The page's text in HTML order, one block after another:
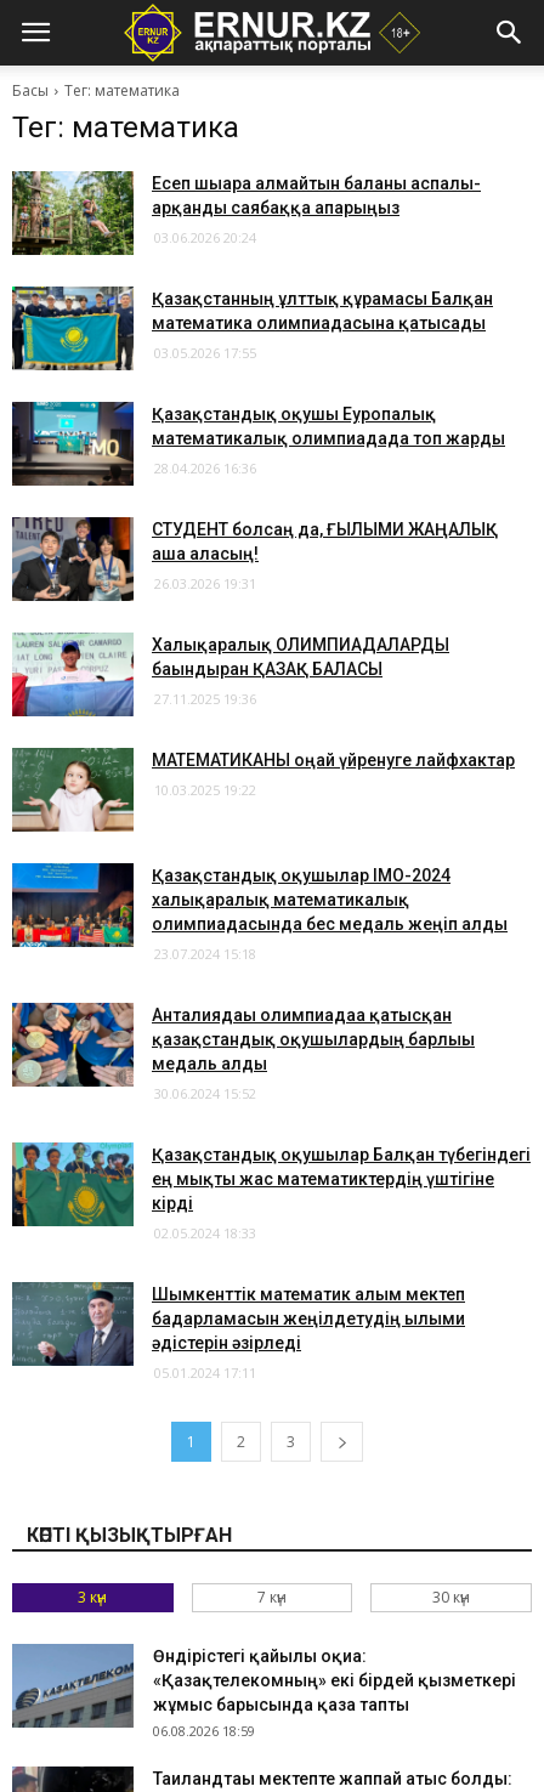
Басы Тег: математика
Тег: математика
Есеп шығара алмайтын баланы аспалы-
арқанды саябаққа апарыңыз
03.06.2026 20:24
Қазақстанның ұлттық құрамасы Балқан
математика олимпиадасына қатысады
03.05.2026 17:55
Қазақстандық оқушы Еуропалық
математикалық олимпиадада топ жарды
28.04.2026 16:36
СТУДЕНТ болсаң да, ҒЫЛЫМИ ЖАҢАЛЫҚ
аша аласың!
26.03.2026 19:31
Халықаралық ОЛИМПИАДАЛАРДЫ
бағындырған ҚАЗАҚ БАЛАСЫ
27.11.2025 19:36
МАТЕМАТИКАНЫ оңай үйренуге лайфхактар
10.03.2025 19:22
Қазақстандық оқушылар IMO-2024
халықаралық математикалық
олимпиадасында бес медаль жеңіп алды
23.07.2024 15:18
Анталиядағы олимпиадаға қатысқан
қазақстандық оқушылардың барлығы
медаль алды
30.06.2024 15:52
Қазақстандық оқушылар Балқан түбегіндегі
ең мықты жас математиктердің үштігіне
кірді
02.05.2024 18:33
Шымкенттік математик ғалым мектеп
бағдарламасын жеңілдетудің ғылыми
әдістерін әзірледі
05.01.2024 17:11
1 2 3
КӨПТІ ҚЫЗЫҚТЫРҒАН
3 күн 7 күн 30 күн
Өндірістегі қайғылы оқиға:
«Қазақтелекомның» екі бірдей қызметкері
жұмыс барысында қаза тапты
06.08.2026 18:59
Таиландтағы мектепте жаппай атыс болды: